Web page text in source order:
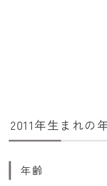
七五三・十三参り
長寿祝い計算
2011年生まれの
年齢